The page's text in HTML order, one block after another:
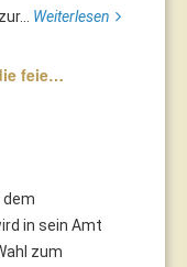
Weiterlesen
feie…
in sein Amt
zum